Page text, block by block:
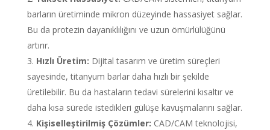
barların üretiminde mikron düzeyinde hassasiyet sağlar.
Bu da protezin dayanıklılığını ve uzun ömürlülüğünü
artırır.
Hızlı Üretim: Dijital tasarım ve üretim süreçleri
sayesinde, titanyum barlar daha hızlı bir şekilde
üretilebilir. Bu da hastaların tedavi sürelerini kısaltır ve
daha kısa sürede istedikleri gülüşe kavuşmalarını sağlar.
Kişiselleştirilmiş Çözümler: CAD/CAM teknolojisi,